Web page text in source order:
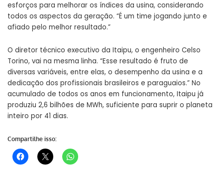
esforços para melhorar os índices da usina, considerando
todos os aspectos da geração. “É um time jogando junto e
afiado pelo melhor resultado.”
O diretor técnico executivo da Itaipu, o engenheiro Celso
Torino, vai na mesma linha. “Esse resultado é fruto de
diversas variáveis, entre elas, o desempenho da usina e a
dedicação dos profissionais brasileiros e paraguaios.” No
acumulado de todos os anos em funcionamento, Itaipu já
produziu 2,6 bilhões de MWh, suficiente para suprir o planeta
inteiro por 41 dias.
Compartilhe isso: